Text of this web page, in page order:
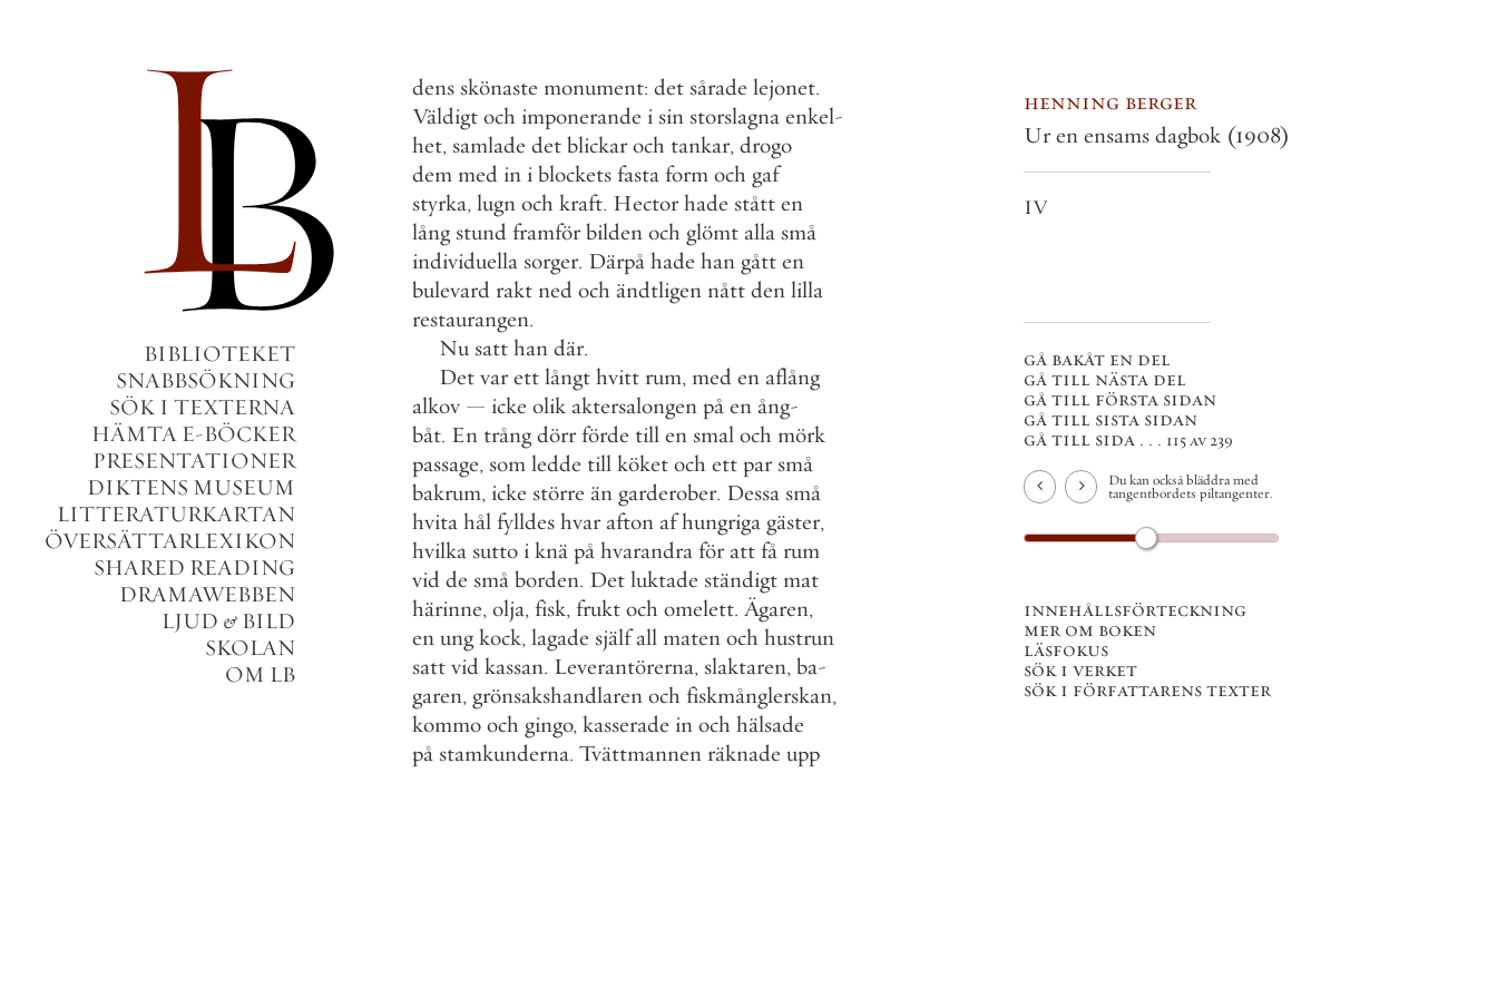
BIBLIOTEKET
SNABBSÖKNING
SÖK I TEXTERNA
HÄMTA E-BÖCKER
PRESENTATIONER
DIKTENS MUSEUM
LITTERATURKARTAN
ÖVERSÄTTARLEXIKON
SHARED READING
DRAMAWEBBEN
LJUD & BILD
SKOLAN
OM LB
dens skönaste monument: det sårade lejonet.
Väldigt och imponerande i sin storslagna enkel-
het, samlade det blickar och tankar, drogo
dem med in i blockets fasta form och gaf
styrka, lugn och kraft. Hector hade stått en
lång stund framför bilden och glömt alla små
individuella sorger. Därpå hade han gått en
bulevard rakt ned och ändtligen nått den lilla
restaurangen.
Nu satt han där.
Det var ett långt hvitt rum, med en aflång
alkov — icke olik aktersalongen på en ång-
båt. En trång dörr förde till en smal och mörk
passage, som ledde till köket och ett par små
bakrum, icke större än garderober. Dessa små
hvita hål fylldes hvar afton af hungriga gäster,
hvilka sutto i knä på hvarandra för att få rum
vid de små borden. Det luktade ständigt mat
härinne, olja, fisk, frukt och omelett. Ägaren,
en ung kock, lagade själf all maten och hustrun
satt vid kassan. Leverantörerna, slaktaren, ba-
garen, grönsakshandlaren och fiskmånglerskan,
kommo och gingo, kasserade in och hälsade
på stamkunderna. Tvättmannen räknade upp
henning berger
Ur en ensams dagbok (1908)
IV
gå bakåt en del
gå till nästa del
gå till första sidan
gå till sista sidan
gå till sida . . . 115 av 239
Du kan också bläddra med
tangentbordets piltangenter.
innehållsförteckning
mer om boken
läsfokus
sök i verket
sök i författarens texter